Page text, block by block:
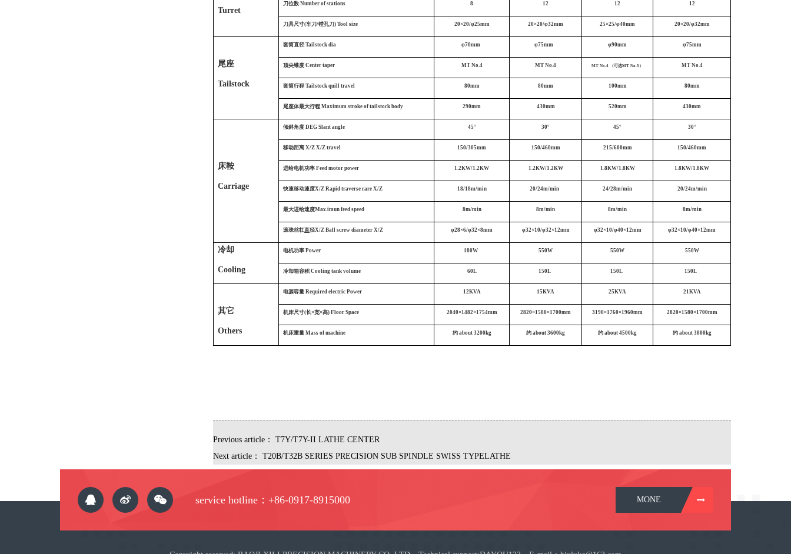
Turret
刀位数 Number of stations 8 12 12 12
刀具尺寸(车刀/镗孔刀) Tool size 20×20/φ25mm 20×20/φ32mm 25×25/φ40mm 20×20/φ32mm
尾座
Tailstock
套筒直径 Tailstock dia φ70mm φ75mm φ90mm φ75mm
顶尖锥度 Center taper MT No.4 MT No.4 MT No.4 （可选MT No.5） MT No.4
套筒行程 Tailstock quill travel 80mm 80mm 100mm 80mm
尾座体最大行程 Maximum stroke of tailstock body 290mm 430mm 520mm 430mm
床鞍
Carriage
倾斜角度 DEG Slant angle 45° 30° 45° 30°
移动距离 X/Z X/Z travel 150/305mm 150/460mm 215/600mm 150/460mm
进给电机功率 Feed motor power 1.2KW/1.2KW 1.2KW/1.2KW 1.8KW/1.8KW 1.8KW/1.8KW
快速移动速度X/Z Rapid traverse rare X/Z 18/18m/min 20/24m/min 24/28m/min 20/24m/min
最大进给速度Max.imun feed speed 8m/min 8m/min 8m/min 8m/min
滚珠丝杠直径X/Z Ball screw diameter X/Z φ28×6/φ32×8mm φ32×10/φ32×12mm φ32×10/φ40×12mm φ32×10/φ40×12mm
冷却
Cooling
电机功率 Power 180W 550W 550W 550W
冷却箱容积 Cooling tank volume 60L 150L 150L 150L
其它
Others
电源容量 Required electric Power 12KVA 15KVA 25KVA 21KVA
机床尺寸(长×宽×高) Floor Space 2040×1482×1754mm 2820×1580×1700mm 3190×1760×1960mm 2820×1580×1700mm
机床重量 Mass of machine 约 about 3200kg 约 about 3600kg 约 about 4500kg 约 about 3800kg
Previous article：
T7Y/T7Y-II LATHE CENTER
Next article：
T20B/T32B SERIES PRECISION SUB SPINDLE SWISS TYPELATHE
service hotline：+86-0917-8915000 MONE